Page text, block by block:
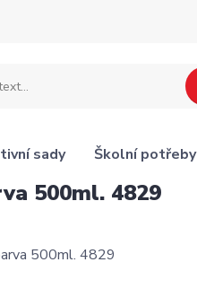
sady Školní potřeby
500ml. 4829